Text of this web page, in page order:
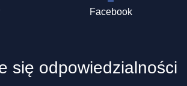
Facebook
się odpowiedzialności